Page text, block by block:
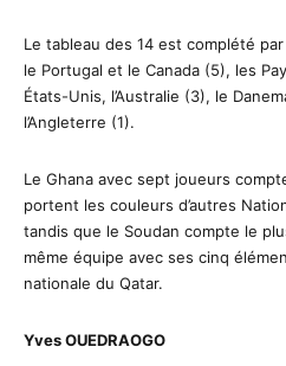
Le tableau des 14 est complété
le Portugal et le Canada (5), les
États-Unis, l’Australie (3), le
l’Angleterre (1).
Le Ghana avec sept joueurs
portent les couleurs d’autres
tandis que le Soudan compte le
même équipe avec ses cinq
nationale du Qatar.
Yves OUEDRAOGO